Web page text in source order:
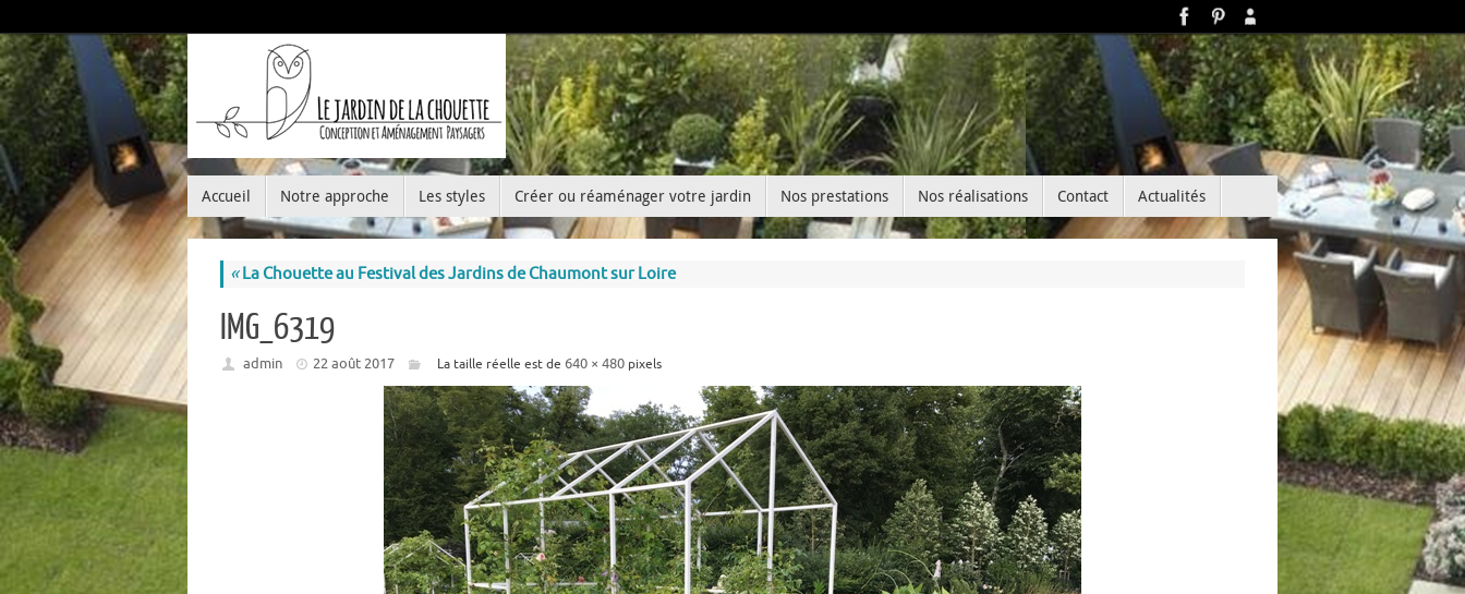
Accueil Notre approche Les styles Créer ou réaménager votre jardin Nos prestations Nos réalisations Contact Actualités
«La Chouette au Festival des Jardins de Chaumont sur Loire
IMG_6319
admin 22 août 2017 La taille réelle est de 640 × 480pixels